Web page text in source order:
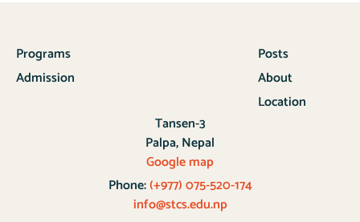
Programs
Admission
Posts
About
Location
Tansen-3
Palpa, Nepal
Google map
Phone:(+977) 075-520-174
info@stcs.edu.np